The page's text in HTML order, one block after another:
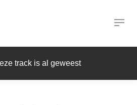
track is al geweest